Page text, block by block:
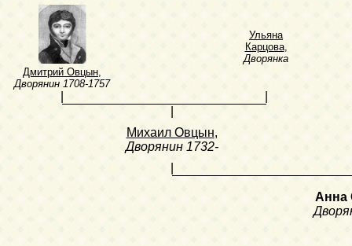
Дмитрий Овцын
Дворянин 1708-1757
Ульяна
Карцова,
Дворянка
Михаил Овцын,
Дворянин 1732-
Анна